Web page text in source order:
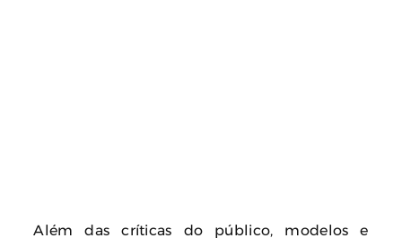
Além das críticas do público, modelos e